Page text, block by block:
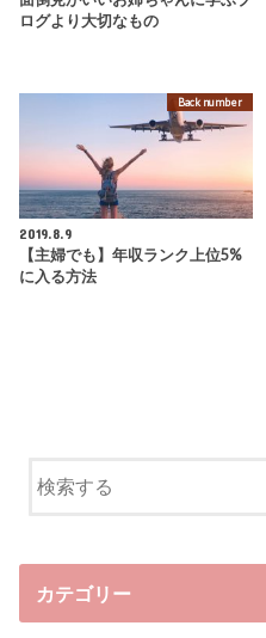
ログより大切なもの
Back number
2019.8.9
【主婦でも】年収ランク上位5%
に入る方法
カテゴリー